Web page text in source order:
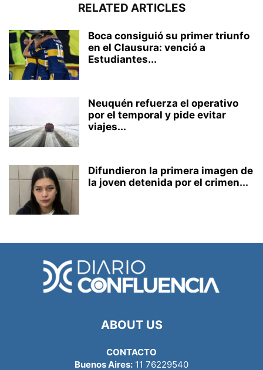
RELATED ARTICLES
Boca consiguió su primer triunfo
en el Clausura: venció a
Estudiantes...
Neuquén refuerza el operativo
por el temporal y pide evitar
viajes...
Difundieron la primera imagen de
la joven detenida por el crimen...
ABOUT US
CONTACTO
Buenos Aires: 11 76229540